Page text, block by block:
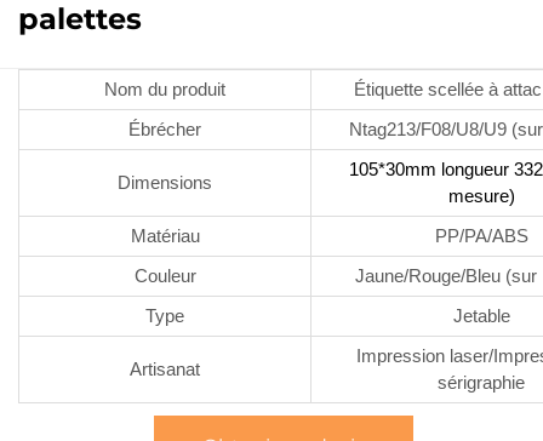
palettes
Nom du produit
Étiquette scellée à
Ébrécher
Ntag213/F08/U8/U9
Dimensions
105*30mm longueur
mesure)
Matériau
PP/PA/ABS
Couleur
Jaune/Rouge/Bleu (sur
Type
Jetable
Artisanat
Impression laser/
sérigraphie